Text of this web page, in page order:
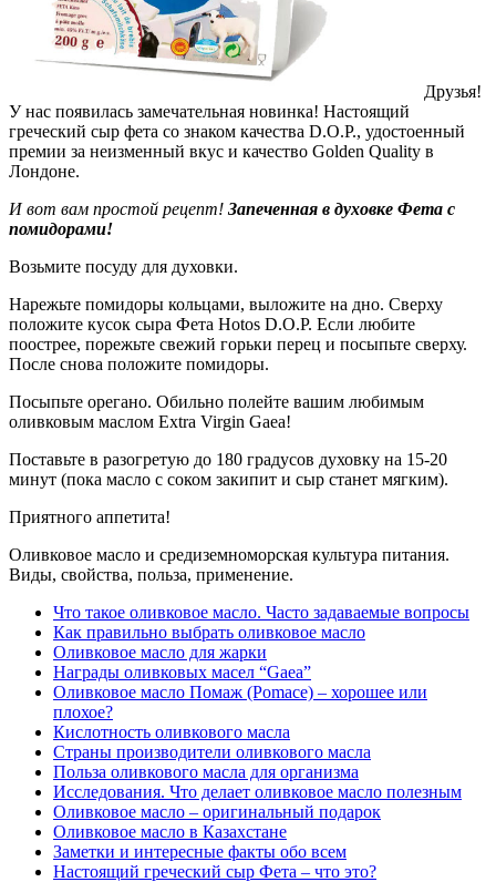
Друзья!
У нас появилась замечательная новинка! Настоящий
греческий сыр фета со знаком качества D.O.P., удостоенный
премии за неизменный вкус и качество Golden Quality в
Лондоне.
И вот вам простой рецепт! Запеченная в духовке Фета с
помидорами!
Возьмите посуду для духовки.
Нарежьте помидоры кольцами, выложите на дно. Сверху
положите кусок сыра Фета Hotos D.O.P. Если любите
поострее, порежьте свежий горьки перец и посыпьте сверху.
После снова положите помидоры.
Посыпьте орегано. Обильно полейте вашим любимым
оливковым маслом Extra Virgin Gaea!
Поставьте в разогретую до 180 градусов духовку на 15-20
минут (пока масло с соком закипит и сыр станет мягким).
Приятного аппетита!
Оливковое масло и средиземноморская культура питания.
Виды, свойства, польза, применение.
Что такое оливковое масло. Часто задаваемые вопросы
Как правильно выбрать оливковое масло
Оливковое масло для жарки
Награды оливковых масел “Gaea”
Оливковое масло Помаж (Pomace) – хорошее или
плохое?
Кислотность оливкового масла
Страны производители оливкового масла
Польза оливкового масла для организма
Исследования. Что делает оливковое масло полезным
Оливковое масло – оригинальный подарок
Оливковое масло в Казахстане
Заметки и интересные факты обо всем
Настоящий греческий сыр Фета – что это?